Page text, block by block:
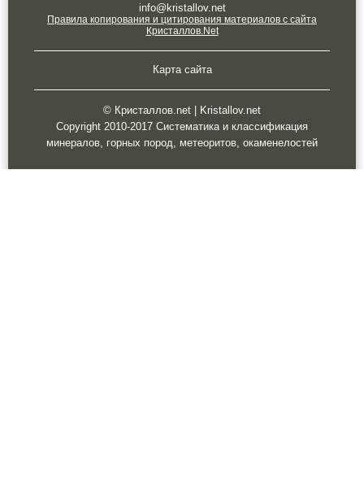
info@kristallov.net
Правила копирования и цитирования материалов с сайта
Кристаллов.Net
Карта сайта
© Кристаллов.net | Kristallov.net
Copyright 2010-2017 Систематика и классификация
минералов, горных пород, метеоритов, окаменелостей